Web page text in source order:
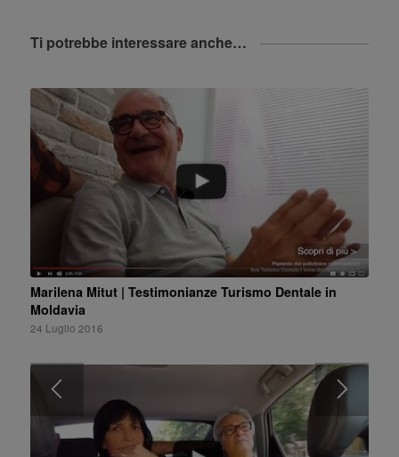
Ti potrebbe interessare anche…
Marilena Mitut | Testimonianze Turismo Dentale in
Moldavia
24 Luglio 2016